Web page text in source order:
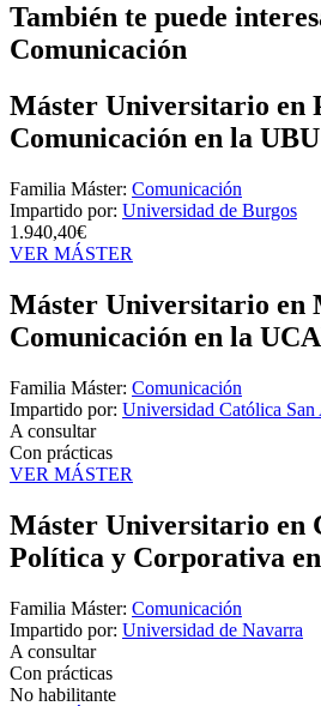
También te puede
Comunicación
Máster Universitario en
Comunicación en la UBU
Familia Máster: Comunicación
Impartido por: Universidad de Burgos
1.940,40€
VER MÁSTER
Máster Universitario en
Comunicación en la
Familia Máster: Comunicación
Impartido por: Universidad Católica
A consultar
Con prácticas
VER MÁSTER
Máster Universitario en
Política y Corporativa
Familia Máster: Comunicación
Impartido por: Universidad de Navarra
A consultar
Con prácticas
No habilitante